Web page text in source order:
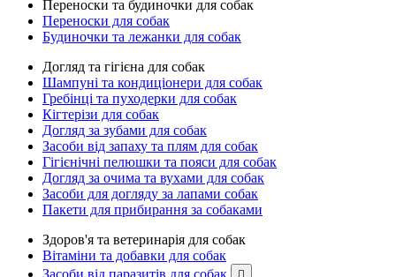
Переноски та будиночки для собак
Переноски для собак
Будиночки та лежанки для собак
Догляд та гігієна для собак
Шампуні та кондиціонери для собак
Гребінці та пуходерки для собак
Кігтерізи для собак
Догляд за зубами для собак
Засоби від запаху та плям для собак
Гігієнічні пелюшки та пояси для собак
Догляд за очима та вухами для собак
Засоби для догляду за лапами собак
Пакети для прибирання за собаками
Здоров'я та ветеринарія для собак
Вітаміни та добавки для собак
Засоби від паразитів для собак